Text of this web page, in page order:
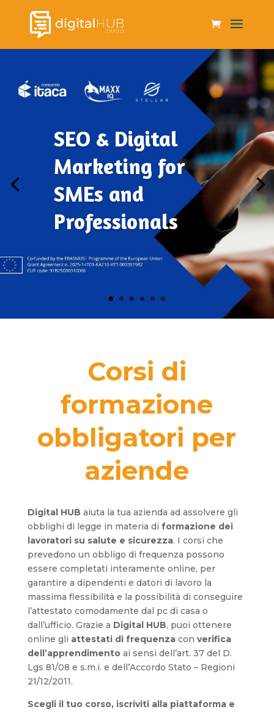
SEO & Digital
Marketing for
SMEs and
Professionals
Corsi di
formazione
obbligatori per
aziende
Digital HUB aiuta la tua azienda ad assolvere gli
obblighi di legge in materia di formazione dei
lavoratori su salute e sicurezza. I corsi che
prevedono un obbligo di frequenza possono
essere completati interamente online, per
garantire a dipendenti e datori di lavoro la
massima flessibilità e la possibilità di conseguire
l’attestato comodamente dal pc di casa o
dall’ufficio. Grazie a Digital HUB, puoi ottenere
online gli attestati di frequenzacon verifica
dell’apprendimentoai sensi dell’art. 37 del D.
Lgs 81/08 e s.m.i. e dell’Accordo Stato – Regioni
21/12/2011.
Scegli il tuo corso, iscriviti alla piattaforma e